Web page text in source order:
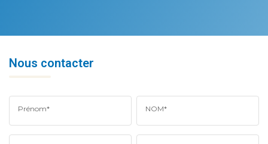
Nous contacter
Prénom* NOM*